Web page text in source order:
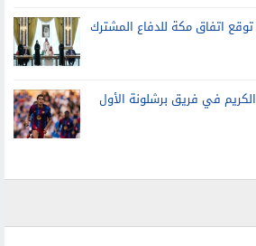
اتفاق مكة للدفاع المشترك
في فريق برشلونة الأول